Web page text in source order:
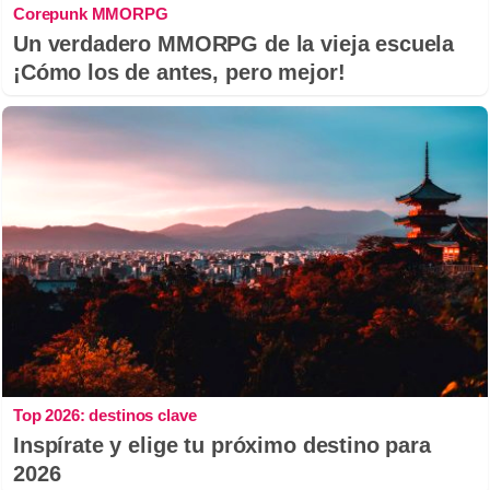
Corepunk MMORPG
Un verdadero MMORPG de la vieja escuela
¡Cómo los de antes, pero mejor!
Top 2026: destinos clave
Inspírate y elige tu próximo destino para
2026